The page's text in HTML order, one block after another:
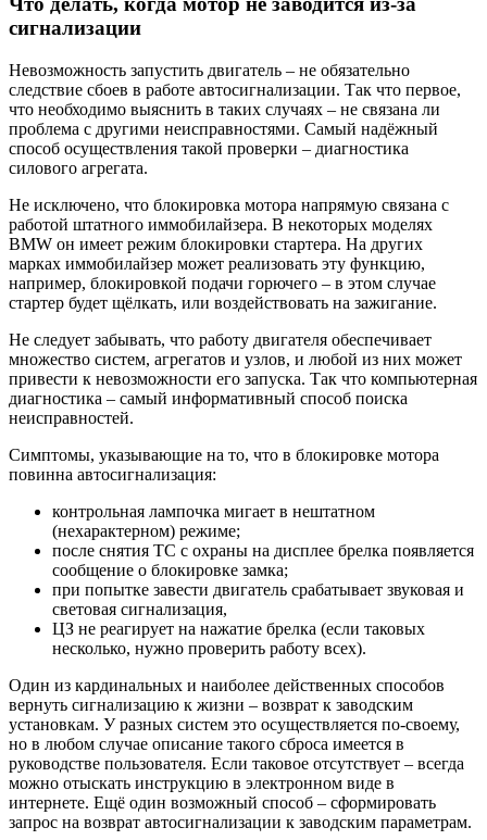
сигнализации
Невозможность запустить двигатель – не обязательно
следствие сбоев в работе автосигнализации. Так что первое,
что необходимо выяснить в таких случаях – не связана ли
проблема с другими неисправностями. Самый надёжный
способ осуществления такой проверки – диагностика
силового агрегата.
Не исключено, что блокировка мотора напрямую связана с
работой штатного иммобилайзера. В некоторых моделях
BMW он имеет режим блокировки стартера. На других
марках иммобилайзер может реализовать эту функцию,
например, блокировкой подачи горючего – в этом случае
стартер будет щёлкать, или воздействовать на зажигание.
Не следует забывать, что работу двигателя обеспечивает
множество систем, агрегатов и узлов, и любой из них может
привести к невозможности его запуска. Так что компьютерная
диагностика – самый информативный способ поиска
неисправностей.
Симптомы, указывающие на то, что в блокировке мотора
повинна автосигнализация:
контрольная лампочка мигает в нештатном
(нехарактерном) режиме;
после снятия ТС с охраны на дисплее брелка появляется
сообщение о блокировке замка;
при попытке завести двигатель срабатывает звуковая и
световая сигнализация,
ЦЗ не реагирует на нажатие брелка (если таковых
несколько, нужно проверить работу всех).
Один из кардинальных и наиболее действенных способов
вернуть сигнализацию к жизни – возврат к заводским
установкам. У разных систем это осуществляется по-своему,
но в любом случае описание такого сброса имеется в
руководстве пользователя. Если таковое отсутствует – всегда
можно отыскать инструкцию в электронном виде в
интернете. Ещё один возможный способ – сформировать
запрос на возврат автосигнализации к заводским параметрам.